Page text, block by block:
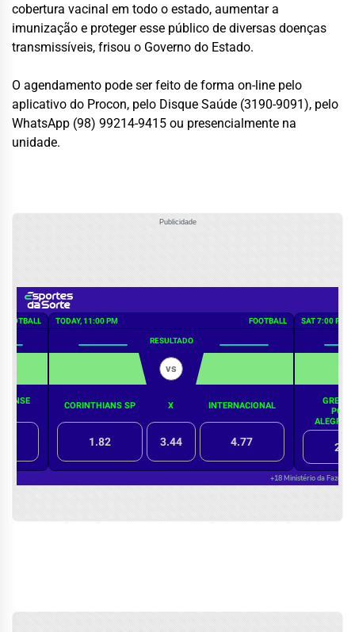
cobertura vacinal em todo o estado, aumentar a
imunização e proteger esse público de diversas doenças
transmissíveis, frisou o Governo do Estado.
O agendamento pode ser feito de forma on-line pelo
aplicativo do Procon, pelo Disque Saúde (3190-9091), pelo
WhatsApp (98) 99214-9415 ou presencialmente na
unidade.
Publicidade